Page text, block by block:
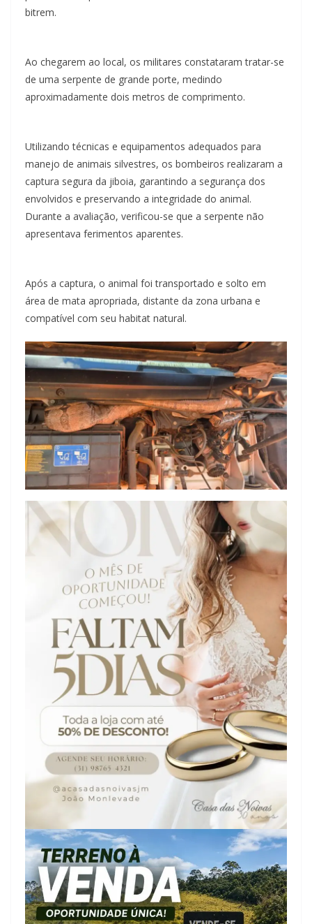
bitrem.
Ao chegarem ao local, os militares constataram tratar-se
de uma serpente de grande porte, medindo
aproximadamente dois metros de comprimento.
Utilizando técnicas e equipamentos adequados para
manejo de animais silvestres, os bombeiros realizaram a
captura segura da jiboia, garantindo a segurança dos
envolvidos e preservando a integridade do animal.
Durante a avaliação, verificou-se que a serpente não
apresentava ferimentos aparentes.
Após a captura, o animal foi transportado e solto em
área de mata apropriada, distante da zona urbana e
compatível com seu habitat natural.